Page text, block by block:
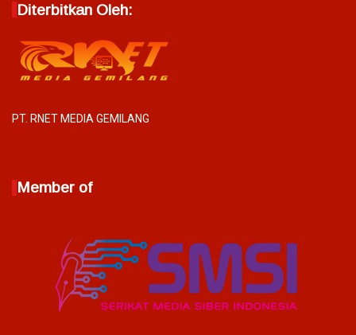
Diterbitkan Oleh:
PT. RNET MEDIA GEMILANG
Member of